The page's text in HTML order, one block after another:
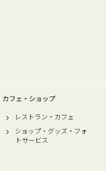
カフェ・ショップ
レストラン・カフェ
ショップ・グッズ・フォ
トサービス